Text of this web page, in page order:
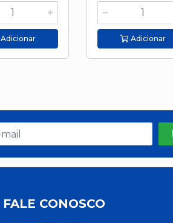
Adicionar Adicionar
FALE CONOSCO